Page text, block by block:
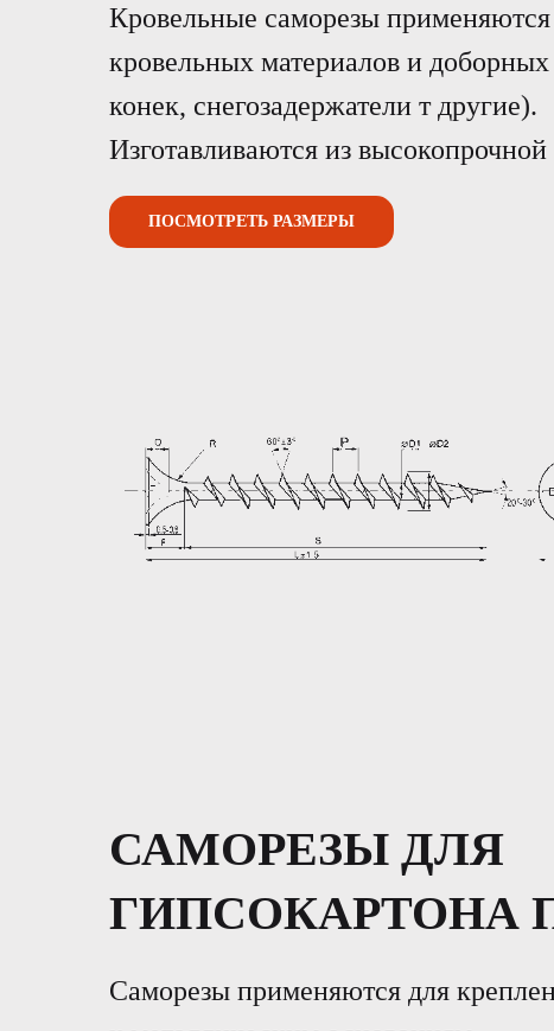
Кровельные саморезы применяются
кровельных материалов и
конек, снегозадержатели т другие).
Изготавливаются из высокопрочной
ПОСМОТРЕТЬ РАЗМЕРЫ
САМОРЕЗЫ ДЛЯ
ГИПСОКАРТОНА
Саморезы применяются для